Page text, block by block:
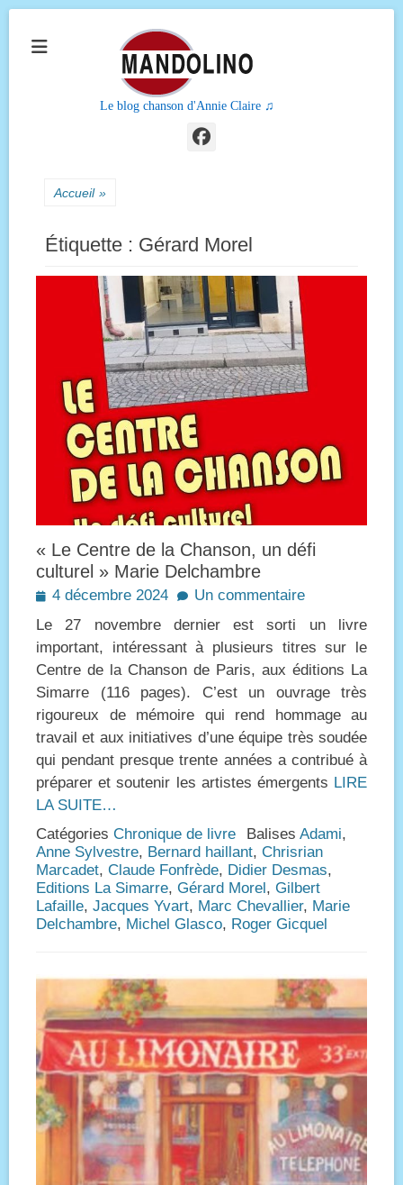
Le blog chanson d'Annie Claire ♫
Facebook
Accueil »
Étiquette : Gérard Morel
« Le Centre de la Chanson, un défi
culturel » Marie Delchambre
Posted
4 décembre 2024
Un commentaire
Le 27 novembre dernier est sorti un livre
important, intéressant à plusieurs titres sur le
Centre de la Chanson de Paris, aux éditions La
Simarre (116 pages). C’est un ouvrage très
rigoureux de mémoire qui rend hommage au
travail et aux initiatives d’une équipe très soudée
qui pendant presque trente années a contribué à
préparer et soutenir les artistes émergents LIRE
LA SUITE…
Catégories Chronique de livre Balises Adami,
Anne Sylvestre, Bernard haillant, Chrisrian
Marcadet, Claude Fonfrède, Didier Desmas,
Editions La Simarre, Gérard Morel, Gilbert
Lafaille, Jacques Yvart, Marc Chevallier, Marie
Delchambre, Michel Glasco, Roger Gicquel